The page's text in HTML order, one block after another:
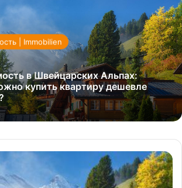
| Immobilien
в Швейцарских Альпах:
купить квартиру дешевле